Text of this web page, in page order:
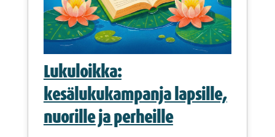
Lukuloikka:
kesälukukampanja lapsille,
nuorille ja perheille